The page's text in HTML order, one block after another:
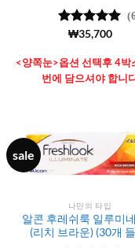
5 중에서
₩35,700
<양쪽눈>옵션 선택후 4박
번에 담으셔야 합니
sale
나만의 타입
알콘 후레쉬룩 일루미
(리치 브라운) (30개